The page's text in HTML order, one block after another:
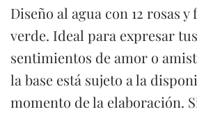
Diseño al agua con 12 rosas y
verde. Ideal para expresar
sentimientos de amor o
la base está sujeto a la
momento de la elaboración.